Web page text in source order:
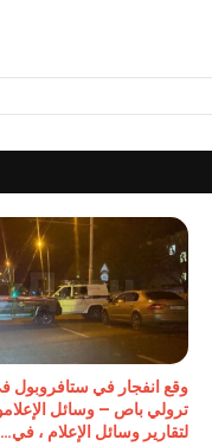
وقع انفجار في
ترولي باص – وسائل
لتقارير وسائل الإعلام ، في…